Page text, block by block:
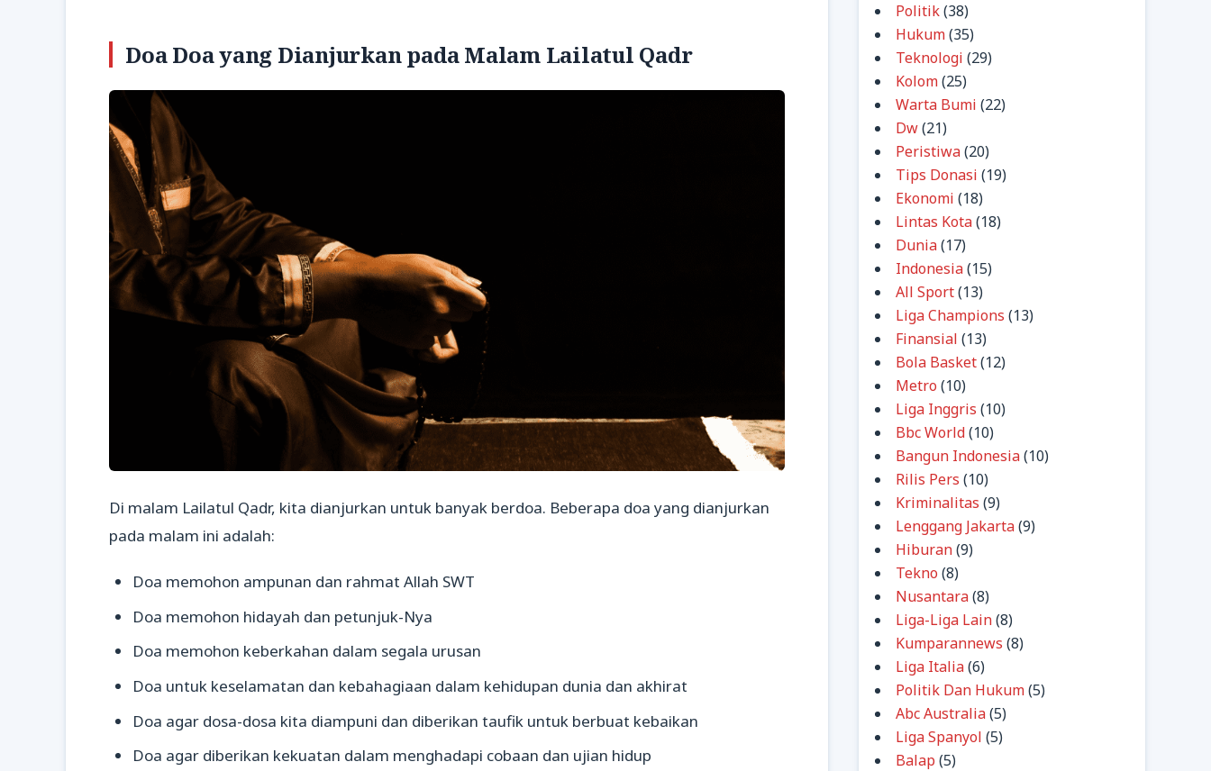
Doa Doa yang Dianjurkan pada Malam Lailatul Qadr
Di malam Lailatul Qadr, kita dianjurkan untuk banyak berdoa. Beberapa doa yang dianjurkan
pada malam ini adalah:
Doa memohon ampunan dan rahmat Allah SWT
Doa memohon hidayah dan petunjuk-Nya
Doa memohon keberkahan dalam segala urusan
Doa untuk keselamatan dan kebahagiaan dalam kehidupan dunia dan akhirat
Doa agar dosa-dosa kita diampuni dan diberikan taufik untuk berbuat kebaikan
Doa agar diberikan kekuatan dalam menghadapi cobaan dan ujian hidup
Politik(38)
Hukum(35)
Teknologi (29)
Kolom(25)
Warta Bumi (22)
Dw(21)
Peristiwa(20)
Tips Donasi (19)
Ekonomi (18)
Lintas Kota(18)
Dunia(17)
Indonesia(15)
All Sport(13)
Liga Champions (13)
Finansial (13)
Bola Basket(12)
Metro (10)
Liga Inggris (10)
Bbc World(10)
Bangun Indonesia(10)
Rilis Pers (10)
Kriminalitas (9)
Lenggang Jakarta(9)
Hiburan(9)
Tekno (8)
Nusantara(8)
Liga-Liga Lain(8)
Kumparannews (8)
Liga Italia(6)
Politik Dan Hukum(5)
Abc Australia(5)
Liga Spanyol (5)
Balap (5)